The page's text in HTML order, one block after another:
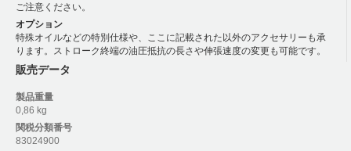
ご注意ください。
オプション
特殊オイルなどの特別仕様や、ここに記載された以外のアクセサリーも承
ります。ストローク終端の油圧抵抗の長さや伸張速度の変更も可能です。
販売データ
製品重量
0,86 kg
関税分類番号
83024900